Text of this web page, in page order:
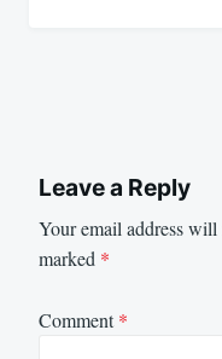
Leave a Reply
Your email address
marked *
Comment*